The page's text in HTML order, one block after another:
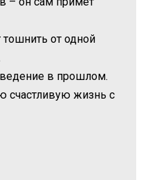
тошнить от одной
в прошлом.
счастливую жизнь с